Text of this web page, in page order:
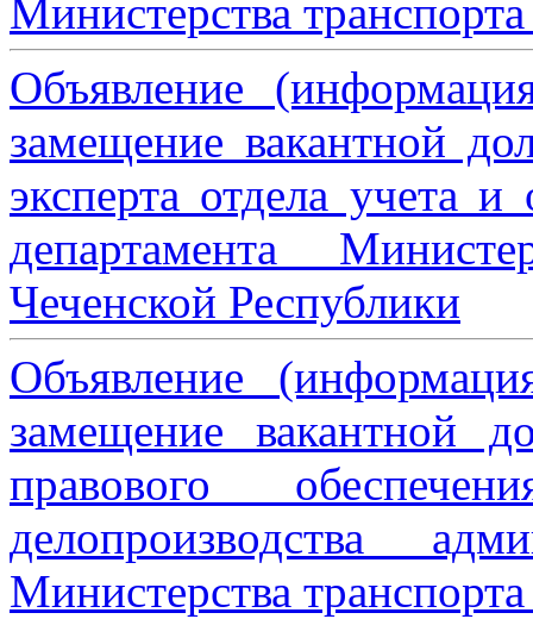
Министерства
Объявление
замещение вакантной
эксперта отдела учета и
департамента
Чеченской Республики
Объявление
замещение вакантной
правового
делопроизводства
Министерства